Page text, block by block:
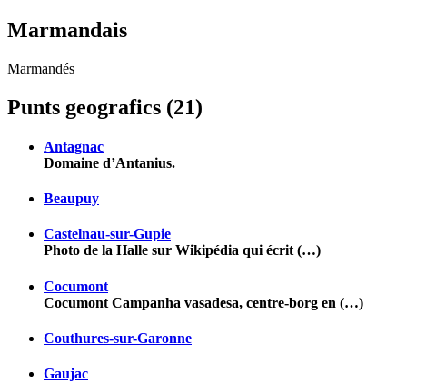
Marmandais
Marmandés
Punts geografics (21)
Antagnac
Domaine d’Antanius.
Beaupuy
Castelnau-sur-Gupie
Photo de la Halle sur Wikipédia qui écrit (…)
Cocumont
Cocumont Campanha vasadesa, centre-borg en (…)
Couthures-sur-Garonne
Gaujac